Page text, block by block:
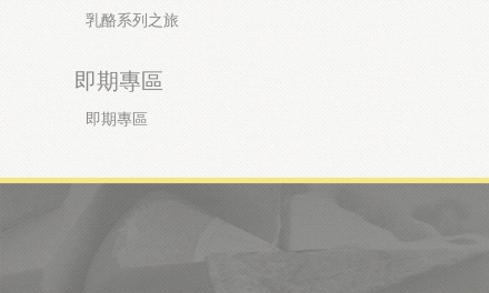
乳酪系列之旅
即期專區
即期專區